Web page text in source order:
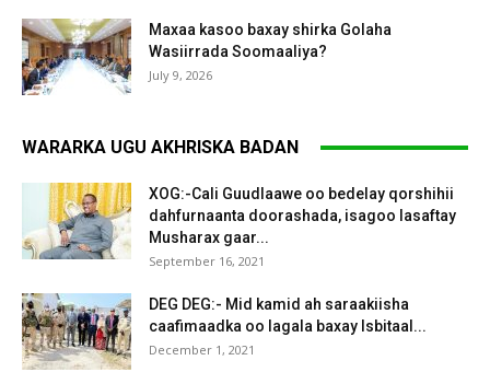
Maxaa kasoo baxay shirka Golaha
Wasiirrada Soomaaliya?
July 9, 2026
WARARKA UGU AKHRISKA BADAN
XOG:-Cali Guudlaawe oo bedelay qorshihii
dahfurnaanta doorashada, isagoo lasaftay
Musharax gaar...
September 16, 2021
DEG DEG:- Mid kamid ah saraakiisha
caafimaadka oo lagala baxay Isbitaal...
December 1, 2021